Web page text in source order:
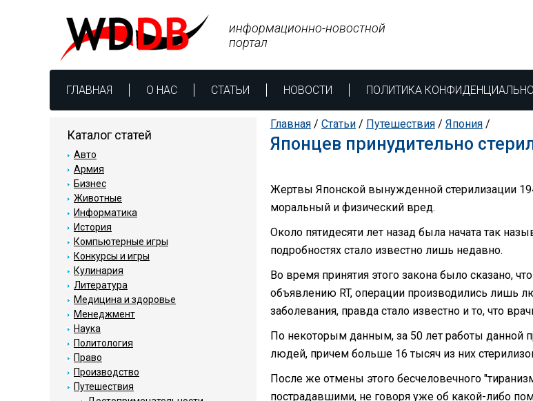
ГЛАВНАЯ О НАС СТАТЬИ НОВОСТИ ПОЛИТИКА
информационно-новостной
портал
Главная / Статьи / Путешествия / Япония /
Японцев принудительно
Жертвы Японской вынужденной стерилизации
моральный и физический вред.
Около пятидесяти лет назад была начата так
подробностях стало известно лишь недавно.
Во время принятия этого закона было сказано,
объявлению RT, операции производились лишь
заболевания, правда стало известно и то, что
По некоторым данным, за 50 лет работы данной
людей, причем больше 16 тысяч из них
После же отмены этого бесчеловечного
пострадавшими, не говоря уже об какой-либо
Каталог статей
Авто
Армия
Бизнес
Животные
Информатика
История
Компьютерные игры
Конкурсы и игры
Кулинария
Литература
Медицина и здоровье
Менеджмент
Наука
Политология
Право
Производство
Путешествия